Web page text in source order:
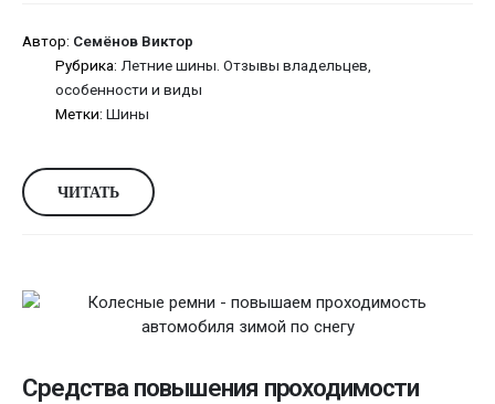
Автор: Семёнов Виктор
Рубрика: Летние шины. Отзывы владельцев,
особенности и виды
Метки: Шины
ЧИТАТЬ
Средства повышения проходимости